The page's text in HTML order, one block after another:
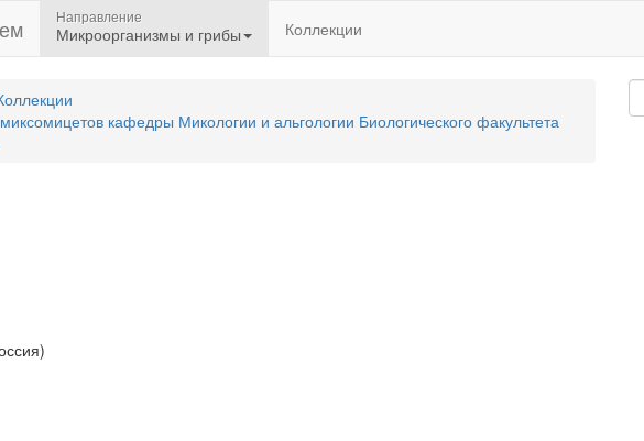
Направление
Микроорганизмы и грибы Коллекции
кафедры Микологии и альгологии Биологического факультета